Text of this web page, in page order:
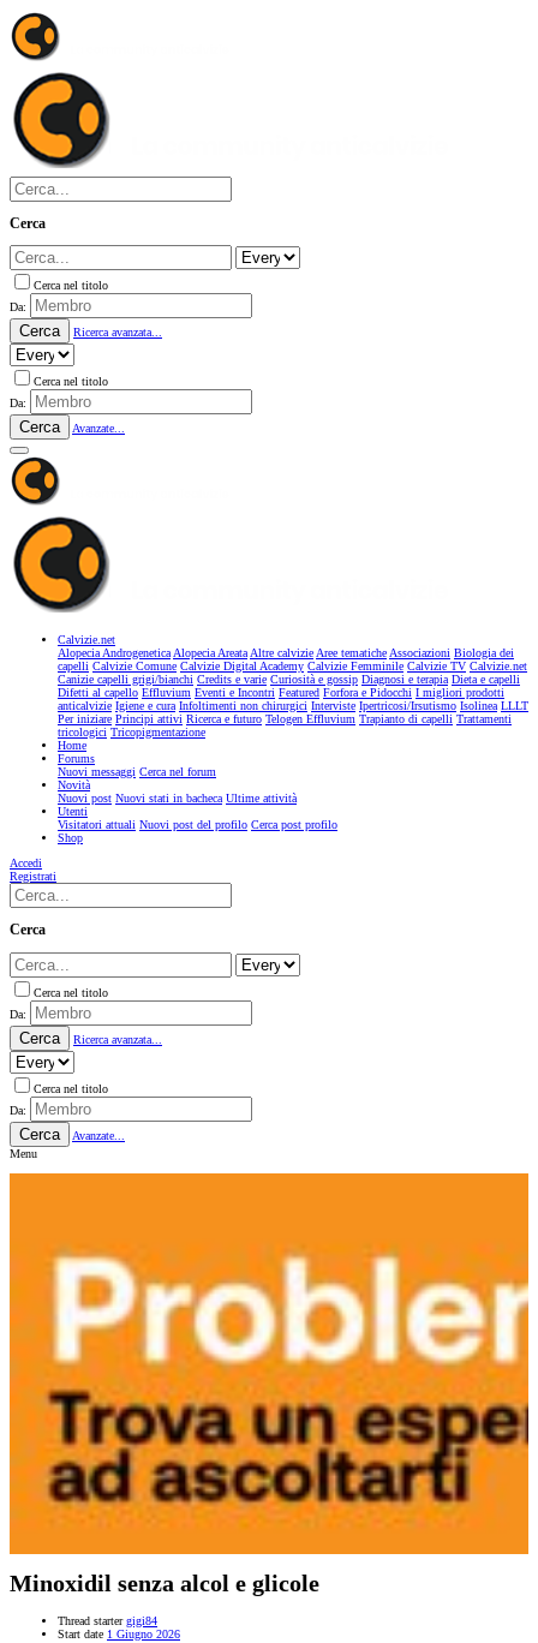
Cerca
Cerca nel titolo
Da:
Cerca Ricerca avanzata...
Cerca nel titolo
Da:
Cerca Avanzate...
Calvizie.net
Alopecia AndrogeneticaAlopecia AreataAltre calvizieAree tematicheAssociazioni Biologia dei
capelli Calvizie Comune Calvizie Digital Academy Calvizie Femminile Calvizie TV Calvizie.net
Canizie capelli grigi/bianchi Credits e varie Curiosità e gossip Diagnosi e terapia Dieta e capelli
Difetti al capello Effluvium Eventi e Incontri Featured Forfora e Pidocchi I migliori prodotti
anticalvizie Igiene e cura Infoltimenti non chirurgici Interviste Ipertricosi/Irsutismo Isolinea LLLT
Per iniziare Principi attivi Ricerca e futuro Telogen Effluvium Trapianto di capelli Trattamenti
tricologici Tricopigmentazione
Home
Forums
Nuovi messaggi Cerca nel forum
Novità
Nuovi post Nuovi stati in bacheca Ultime attività
Utenti
Visitatori attuali Nuovi post del profilo Cerca post profilo
Shop
Accedi
Registrati
Cerca
Cerca nel titolo
Da:
Cerca Ricerca avanzata...
Cerca nel titolo
Da:
Cerca
Avanzate...
Menu
Minoxidil senza alcol e glicole
Thread starter gigi84
Start date 1 Giugno 2026